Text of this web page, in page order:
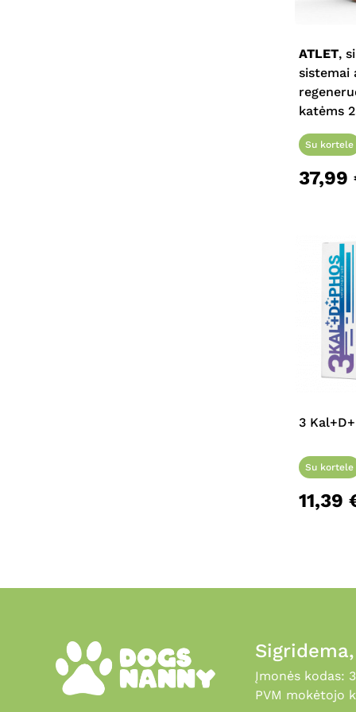
ATLET,
sistemai
katėms
Su kortele
37,99
3
Su kortele
11,39
Įmonės kodas:
PVM mokėtojo